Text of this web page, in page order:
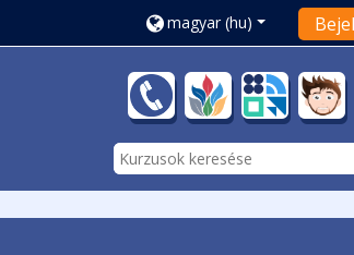
magyar ‎(hu)‎